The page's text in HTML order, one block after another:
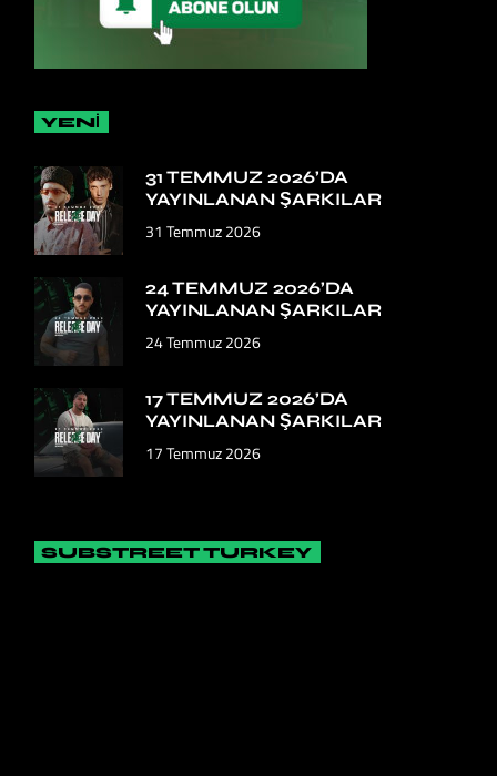
YENİ
31 TEMMUZ 2026’DA
YAYINLANAN ŞARKILAR
31 Temmuz 2026
24 TEMMUZ 2026’DA
YAYINLANAN ŞARKILAR
24 Temmuz 2026
17 TEMMUZ 2026’DA
YAYINLANAN ŞARKILAR
17 Temmuz 2026
SUBSTREET TURKEY